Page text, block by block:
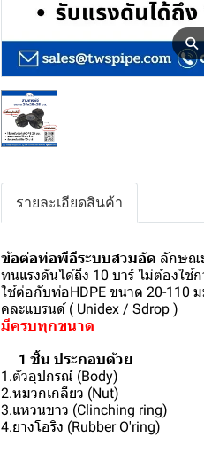
⚲
รายละเอียดสินค้า
ข้อต่อท่อพีอีระบบสวมอัด ลักษณ
ทนแรงดันได้ถึง 10 บาร์ ไม่ต้องใช้ก
ใช้ต่อกับท่อHDPE ขนาด 20-110
คละแบรนด์ ( Unidex / Sdrop )
มีครบทุกขนาด
1 ชิ้น ประกอบด้วย
1.ตัวอุปกรณ์ (Body)
2.หมวกเกลียว (Nut)
3.แหวนขาว (Clinching ring)
4.ยางโอริง (Rubber O'ring)